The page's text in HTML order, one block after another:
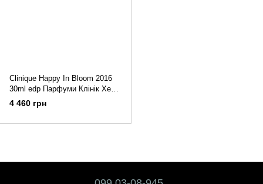
Clinique Happy In Bloom 2016
30ml edр Парфуми Клінік Хеппі
ін Блум 2016
4 460 грн